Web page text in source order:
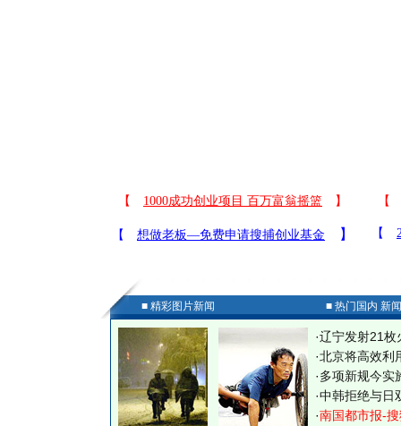
■ 精彩图片新闻 ■ 热门国内 新
·辽宁发射21枚
·北京将高效利
·多项新规今实
·中韩拒绝与日
·南国都市报-